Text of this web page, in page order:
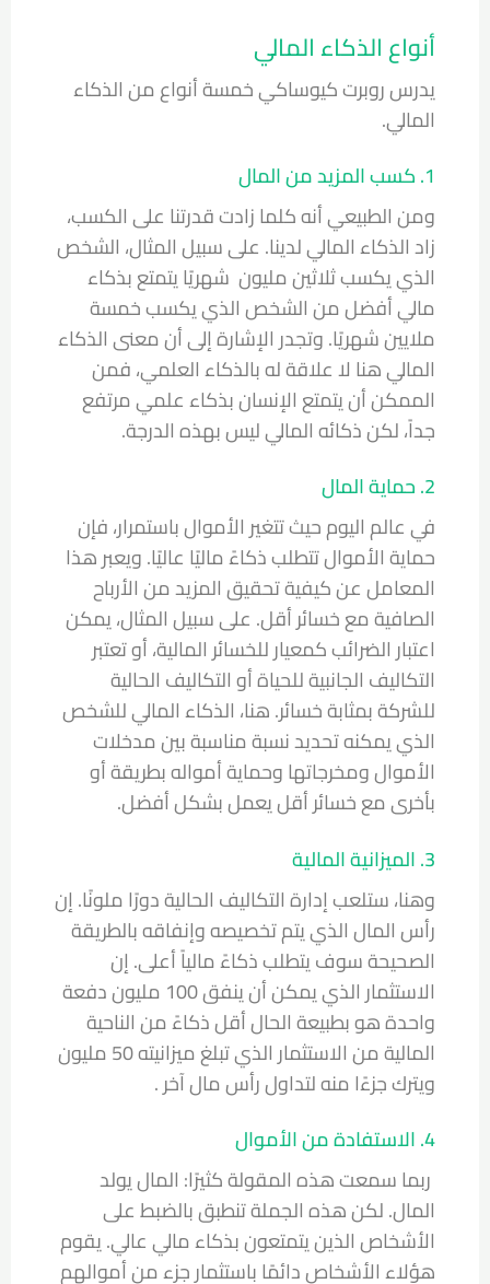
أنواع الذكاء المالي
يدرس روبرت كيوساكي خمسة أنواع من الذكاء
المالي.
1. كسب المزيد من المال
ومن الطبيعي أنه كلما زادت قدرتنا على الكسب،
زاد الذكاء المالي لدينا. على سبيل المثال، الشخص
الذي يكسب ثلاثين مليون شهريًا يتمتع بذكاء
مالي أفضل من الشخص الذي يكسب خمسة
ملايين شهريًا. وتجدر الإشارة إلى أن معنى الذكاء
المالي هنا لا علاقة له بالذكاء العلمي، فمن
الممكن أن يتمتع الإنسان بذكاء علمي مرتفع
جداً، لكن ذكائه المالي ليس بهذه الدرجة.
2. حماية المال
في عالم اليوم حيث تتغير الأموال باستمرار، فإن
حماية الأموال تتطلب ذكاءً ماليًا عاليًا. ويعبر هذا
المعامل عن كيفية تحقيق المزيد من الأرباح
الصافية مع خسائر أقل. على سبيل المثال، يمكن
اعتبار الضرائب كمعيار للخسائر المالية، أو تعتبر
التكاليف الجانبية للحياة أو التكاليف الحالية
للشركة بمثابة خسائر. هنا، الذكاء المالي للشخص
الذي يمكنه تحديد نسبة مناسبة بين مدخلات
الأموال ومخرجاتها وحماية أمواله بطريقة أو
بأخرى مع خسائر أقل يعمل بشكل أفضل.
3. الميزانية المالية
وهنا، ستلعب إدارة التكاليف الحالية دورًا ملونًا. إن
رأس المال الذي يتم تخصيصه وإنفاقه بالطريقة
الصحيحة سوف يتطلب ذكاءً مالياً أعلى. إن
الاستثمار الذي يمكن أن ينفق 100 مليون دفعة
واحدة هو بطبيعة الحال أقل ذكاءً من الناحية
المالية من الاستثمار الذي تبلغ ميزانيته 50 مليون
ويترك جزءًا منه لتداولرأس مالآخر .
4. الاستفادة من الأموال
ربما سمعت هذه المقولة كثيرًا: المال يولد
المال. لكن هذه الجملة تنطبق بالضبط على
الأشخاص الذين يتمتعون بذكاء مالي عالي. يقوم
هؤلاء الأشخاص دائمًا باستثمار جزء من أموالهم